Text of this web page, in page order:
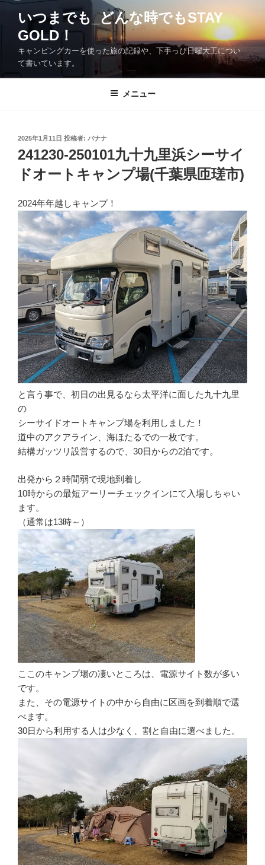
へ
いつまでも_どんな時でもSTAY
GOLD！
キャンピングカーを使った旅の記録や、下手っぴ日曜大工につい
て書いています。
メニュー
投
稿
日:
2025年1月11日 投稿者: バナナ
241230-250101九十九里浜シーサイ
ドオートキャンプ場(千葉県匝瑳市)
2024年年越しキャンプ！
と言う事で、初日の出見るなら太平洋に面した九十九里
の
シーサイドオートキャンプ場を利用しました！
道中のアクアライン、海ほたるでの一枚です。
結構ガッツリ設営するので、30日からの2泊です。
出発から２時間弱で現地到着し
10時からの最短アーリーチェックインにて入場しちゃい
ます。
（通常は13時～）
ここのキャンプ場の凄いところは、電源サイト数が多い
です。
また、その電源サイトの中から自由に区画を到着順で選
べます。
30日から利用する人は少なく、割と自由に選べました。